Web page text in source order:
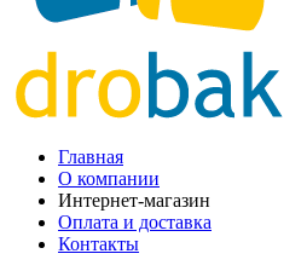
Главная
О компании
Интернет-магазин
Оплата и доставка
Контакты